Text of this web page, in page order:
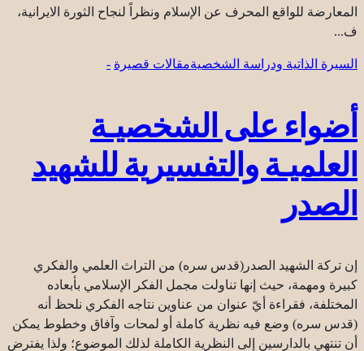
المعارضة للواقع المحرف عن الإسلام ونظراً لنجاح الثورة الايرانية،
ف...
السيرة الذاتية ودراسة الشخصيةمقالات قصيرة -
أضواء على الشخصيـة
العلميـة والتفسيرية للشهيد
الصدر
إن تركة الشهيد الصدر(قدس سره) من التراث العلمي والفكري
كبيرة ومهمة، حيث إنها تناولت مجمل الفكر الإسلامي بأبعاده
المختلفة، فقراءة أيّ عنوان من عناوين نتاجه الفكري نلحظ أنه
(قدس سره) وضع فيه نظرية كاملة أو لمحات وآفاق وخطوط يمكن
أن تنتهي بالدارسين إلى النظرية الكاملة لذلك الموضوع؛ ولذا يفترض